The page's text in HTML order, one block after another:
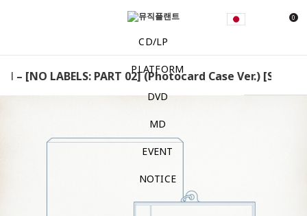
0
CD/LP
PLATFORM
DVD
MD
EVENT
NOTICE
– [NO LABELS: PART 02] (Photocard Case Ver.) [Set]